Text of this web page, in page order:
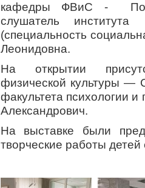
кафедры ФВиС -
слушатель
(специальность
Леонидовна.
На открытии
физической культуры —
факультета психологии
Александрович.
На выставке были
творческие работы детей